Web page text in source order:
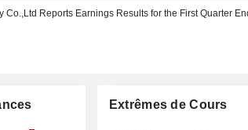
Extrêmes de Cours